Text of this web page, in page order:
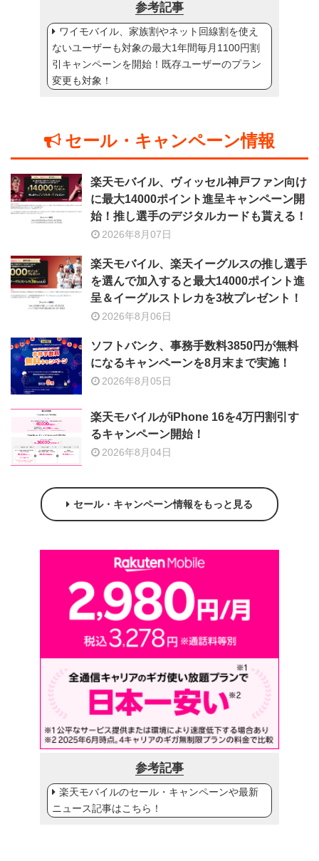
参考記事
ワイモバイル、家族割やネット回線割を使え
ないユーザーも対象の最大1年間毎月1100円割
引キャンペーンを開始！既存ユーザーのプラン
変更も対象！
セール・キャンペーン情報
楽天モバイル、ヴィッセル神戸ファン向け
に最大14000ポイント進呈キャンペーン開
始！推し選手のデジタルカードも貰える！
2026年8月07日
楽天モバイル、楽天イーグルスの推し選手
を選んで加入すると最大14000ポイント進
呈＆イーグルストレカを3枚プレゼント！
2026年8月06日
ソフトバンク、事務手数料3850円が無料
になるキャンペーンを8月末まで実施！
2026年8月05日
楽天モバイルがiPhone 16を4万円割引す
るキャンペーン開始！
2026年8月04日
セール・キャンペーン情報をもっと見る
参考記事
楽天モバイルのセール・キャンペーンや最新
ニュース記事はこちら！